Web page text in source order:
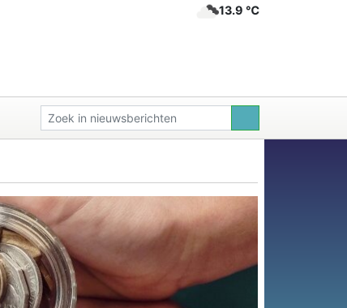
13.9 ℃